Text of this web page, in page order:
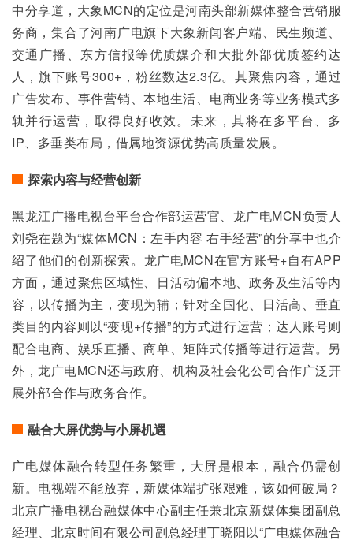
中分享道，大象MCN的定位是河南头部新媒体整合营销服
务商，集合了河南广电旗下大象新闻客户端、民生频道、
交通广播、东方信报等优质媒介和大批外部优质签约达
人，旗下账号300+，粉丝数达2.3亿。其聚焦内容，通过
广告发布、事件营销、本地生活、电商业务等业务模式多
轨并行运营，取得良好收效。未来，其将在多平台、多
IP、多垂类布局，借属地资源优势高质量发展。
探索内容与经营创新
黑龙江广播电视台平台合作部运营官、龙广电MCN负责人
刘尧在题为“媒体MCN：左手内容 右手经营”的分享中也介
绍了他们的创新探索。龙广电MCN在官方账号+自有APP
方面，通过聚焦区域性、日活动偏本地、政务及生活等内
容，以传播为主，变现为辅；针对全国化、日活高、垂直
类目的内容则以“变现+传播”的方式进行运营；达人账号则
配合电商、娱乐直播、商单、矩阵式传播等进行运营。另
外，龙广电MCN还与政府、机构及社会化公司合作广泛开
展外部合作与政务合作。
融合大屏优势与小屏机遇
广电媒体融合转型任务繁重，大屏是根本，融合仍需创
新。电视端不能放弃，新媒体端扩张艰难，该如何破局？
北京广播电视台融媒体中心副主任兼北京新媒体集团副总
经理、北京时间有限公司副总经理丁晓阳以“广电媒体融合